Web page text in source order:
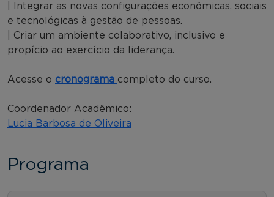
| Integrar as novas configurações econômicas, sociais
e tecnológicas à gestão de pessoas.
| Criar um ambiente colaborativo, inclusivo e
propício ao exercício da liderança.
Acesse o cronograma completo do curso.
Coordenador Acadêmico:
Lucia Barbosa de Oliveira
Programa